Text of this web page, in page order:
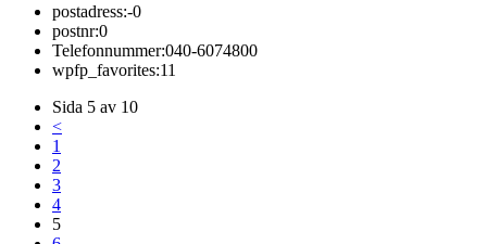
postadress:-0
postnr:0
Telefonnummer:040-6074800
wpfp_favorites:11
Sida 5 av 10
<
1
2
3
4
5